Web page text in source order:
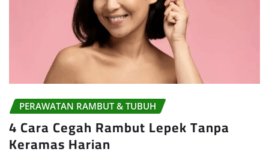
PERAWATAN RAMBUT & TUBUH
4 Cara Cegah Rambut Lepek Tanpa
Keramas Harian